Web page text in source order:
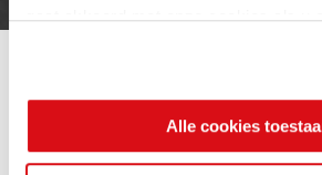
gaat akkoord met onze cookies als u
Alle cookies